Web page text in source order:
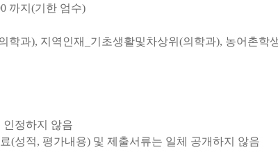
까지(기한 엄수)
학과), 지역인재_기초생활및차상위(의학과), 농어촌학
정하지 않음
(성적, 평가내용) 및 제출서류는 일체 공개하지 않음